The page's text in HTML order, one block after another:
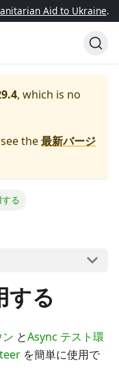
Aid to Ukraine.
, which is no
the最新バージ
る
る
とAsync テスト環
を簡単に使用で